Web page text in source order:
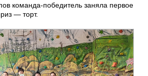
команда-победитель заняла первое
— торт.